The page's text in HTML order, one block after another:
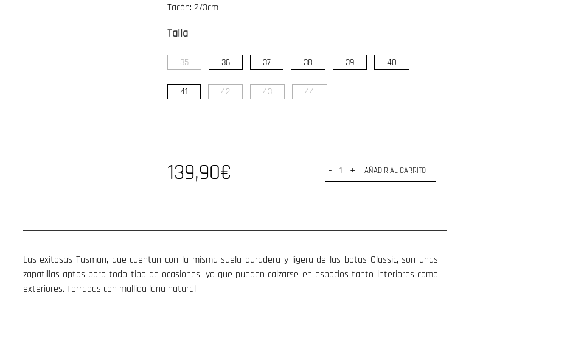
Tacón: 2/3cm
Talla
35 36 37 38 39 40
41 42 43 44
139,90€ - + AÑADIR AL CARRITO
Las exitosas Tasman, que cuentan con la misma suela duradera y ligera de las botas Classic, son unas
zapatillas aptas para todo tipo de ocasiones, ya que pueden calzarse en espacios tanto interiores como
exteriores. Forradas con mullida lana natural,